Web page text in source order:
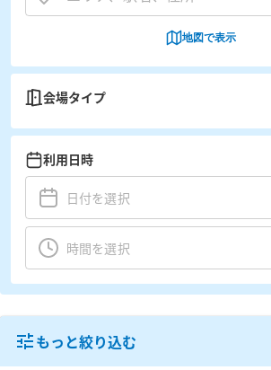
地図で表示
会場タイプ
利用日時
もっと絞り込む